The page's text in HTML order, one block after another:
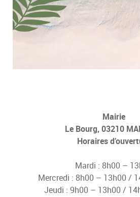
Mairie
Le Bourg, 03210
Horaires
Mardi : 8h00 –
Mercredi : 8h00 – 13h00 /
Jeudi : 9h00 – 13h00 /